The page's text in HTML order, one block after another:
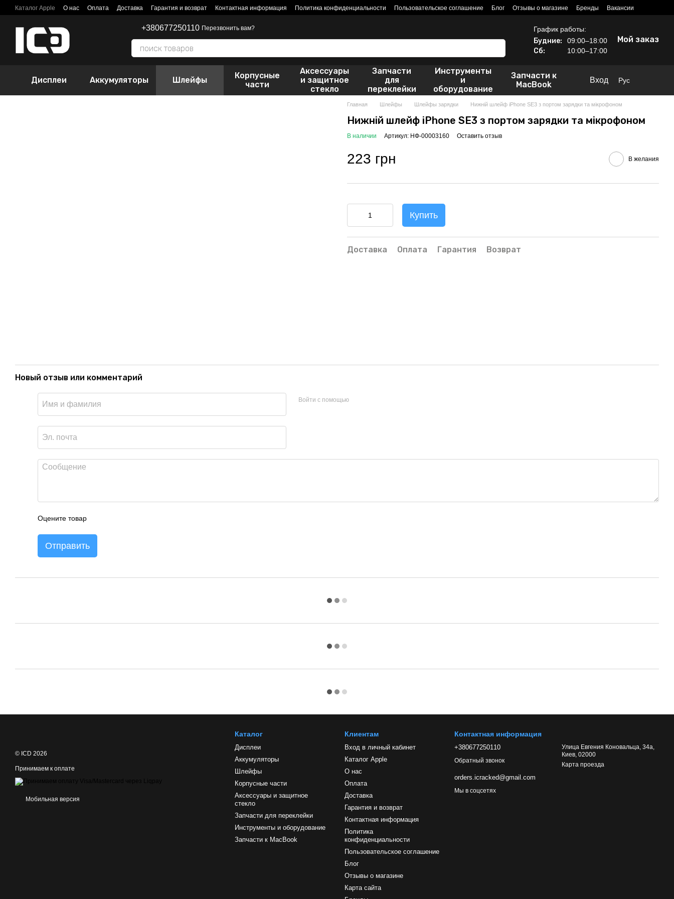
Перейти к основному контенту
Каталог Apple О нас Оплата Доставка Гарантия и возврат Контактная информация Политика конфиденциальности Пользовательское соглашение Блог Отзывы о магазине Бренды Вакансии
+380677250110 Перезвонить вам? График работы:
Будние: 09:00–18:00
Сб: 10:00–17:00
Мой заказ
Дисплеи Аккумуляторы Шлейфы
Корпусные
части
Аксессуары
и защитное
стекло
Запчасти
для
переклейки
Инструменты
и
оборудование
Запчасти к
MacBook
Вход Рус
Главная Шлейфы Шлейфы зарядки Нижній шлейф iPhone SE3 з портом зарядки та мікрофоном
Нижній шлейф iPhone SE3 з портом зарядки та мікрофоном
В наличии Артикул: НФ-00003160 Оставить отзыв
223 грн В желания
Купить
Доставка Оплата Гарантия Возврат
Новый отзыв или комментарий
Войти с помощью
Оцените товар
Отправить
© ICD 2026
Принимаем к оплате
Мобильная версия
Каталог
Дисплеи
Аккумуляторы
Шлейфы
Корпусные части
Аксессуары и защитное
стекло
Запчасти для переклейки
Инструменты и оборудование
Запчасти к MacBook
Клиентам
Вход в личный кабинет
Каталог Apple
О нас
Оплата
Доставка
Гарантия и возврат
Контактная информация
Политика
конфиденциальности
Пользовательское соглашение
Блог
Отзывы о магазине
Карта сайта
Контактная информация
+380677250110
Обратный звонок
orders.icracked@gmail.com
Улица Евгения Коновальца, 34а,
Киев, 02000
Карта проезда
Мы в соцсетях